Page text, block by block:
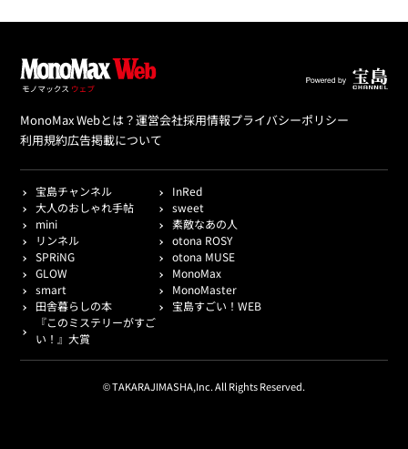
MonoMax Webとは？運営会社採用情報プライバシーポリシー
利用規約広告掲載について
宝島チャンネル
InRed
大人のおしゃれ手帖
sweet
mini
素敵なあの人
リンネル
otona ROSY
SPRiNG
otona MUSE
GLOW
MonoMax
smart
MonoMaster
田舎暮らしの本
宝島すごい！WEB
『このミステリーがすご
い！』大賞
© TAKARAJIMASHA,Inc. All Rights Reserved.